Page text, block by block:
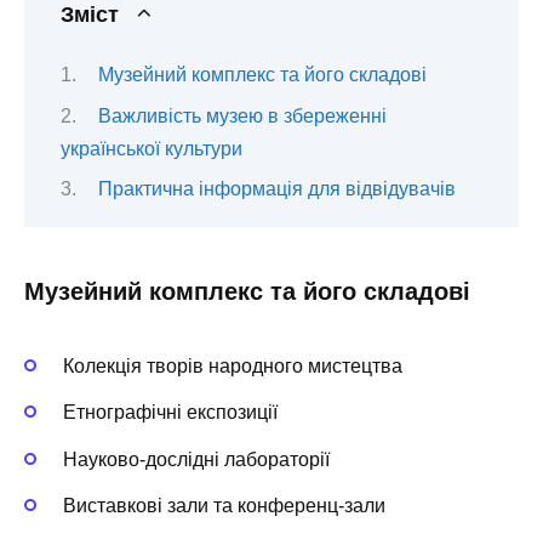
Зміст
Музейний комплекс та його складові
Важливість музею в збереженні
української культури
Практична інформація для відвідувачів
Музейний комплекс та його складові
Колекція творів народного мистецтва
Етнографічні експозиції
Науково-дослідні лабораторії
Виставкові зали та конференц-зали